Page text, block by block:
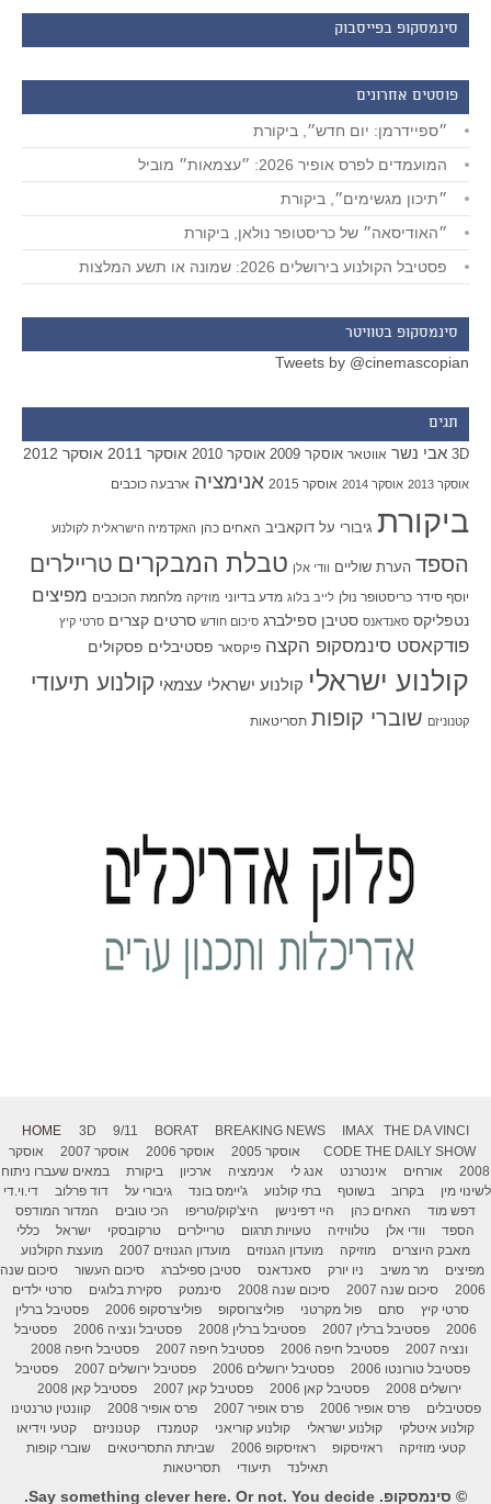
סינמסקופ בפייסבוק
פוסטים אחרונים
״ספיידרמן: יום חדש״, ביקורת
המועמדים לפרס אופיר 2026: ״עצמאות״ מוביל
״תיכון מגשימים״, ביקורת
״האודיסאה״ של כריסטופר נולאן, ביקורת
פסטיבל הקולנוע בירושלים 2026: שמונה או תשע המלצות
סינמסקופ בטוויטר
Tweets by @cinemascopian
תגים
3D אבי נשר אווטאר אוסקר 2009 אוסקר 2010 אוסקר 2011 אוסקר 2012
אוסקר 2013 אוסקר 2014 אוסקר 2015 אנימציה ארבעה כוכבים
ביקורת גיבורי על דוקאביב האחים כהן האקדמיה הישראלית לקולנוע
הספד הערת שוליים וודי אלן טבלת המבקרים טריילרים
יוסף סידר כריסטופר נולן לייב בלוג מדע בדיוני מוזיקה מלחמת הכוכבים מפיצים
נטפליקס סאנדאנס סטיבן ספילברג סיכום חודש סרטים קצרים סרטי קיץ
פודקאסט סינמסקופ הקצה פיקסאר פסטיבלים פסקולים
קולנוע ישראלי קולנוע ישראלי עצמאי קולנוע תיעודי
קטנוניזם שוברי קופות תסריטאות
HOME 3D 9/11 BORAT BREAKING NEWS IMAX
THE DA VINCI
CODE THE DAILY SHOW אוסקר 2005 אוסקר 2006 אוסקר 2007
אוסקר
2008
אורחים אינטרנט אנג לי אנימציה ארכיון ביקורת
במאים שעברו ניתוח
לשינוי מין
בקרוב בשוטף בתי קולנוע ג'יימס בונד גיבורי על דוד פרלוב
די.וי.די
דפש מוד
האחים כהן היי דפינישן היצ'קוק/טריפו הכי טובים
המדור המודפס
הספד
וודי אלן טלוויזיה טעויות תרגום טריילרים טרקובסקי ישראל
כללי
מאבק היוצרים
מוזיקה מועדון הגנוזים מועדון הגנוזים 2007
מועצת הקולנוע
מפיצים
מר משיב ניו יורק סאנדאנס סטיבן ספילברג סיכום העשור
סיכום שנה
2006
סיכום שנה 2007 סיכום שנה 2008 סינמטק סקירת בלוגים
סרטי ילדים
סרטי קיץ
סתם פול מקרטני פוליצרוסקופ פוליצרסקופ 2006
פסטיבל ברלין
2006
פסטיבל ברלין 2007 פסטיבל ברלין 2008 פסטיבל ונציה 2006
פסטיבל
ונציה 2007
פסטיבל חיפה 2006 פסטיבל חיפה 2007
פסטיבל חיפה 2008
פסטיבל טורונטו 2006
פסטיבל ירושלים 2006 פסטיבל ירושלים 2007
פסטיבל
ירושלים 2008
פסטיבל קאן 2006 פסטיבל קאן 2007
פסטיבל קאן 2008
פסטיבלים
פרס אופיר 2006 פרס אופיר 2007 פרס אופיר 2008
קוונטין טרנטינו
קולנוע איטלקי
קולנוע ישראלי קולנוע קוריאני קטמנדו קטנוניזם
קטעי וידיאו
קטעי מוזיקה
ראזיסקופ ראזיסקופ 2006 שביתת התסריטאים
שוברי קופות
תאילנד
תיעודי תסריטאות
© סינמסקופ. Say something clever here. Or not. You decide.